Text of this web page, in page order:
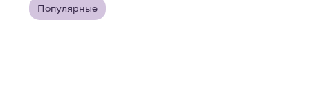
Популярные